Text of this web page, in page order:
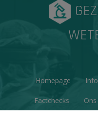
Homepage
Factchecks